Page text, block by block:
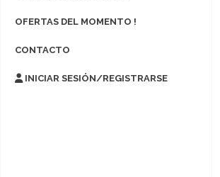
OFERTAS DEL MOMENTO !
CONTACTO
INICIAR SESIÓN/REGISTRARSE